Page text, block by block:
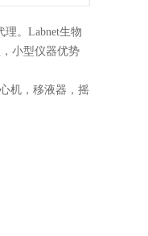
理。Labnet生物
小型仪器优势
机，移液器，摇